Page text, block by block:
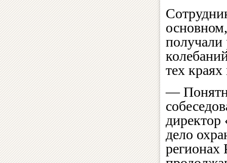
получали
тех
—
дело
регионах